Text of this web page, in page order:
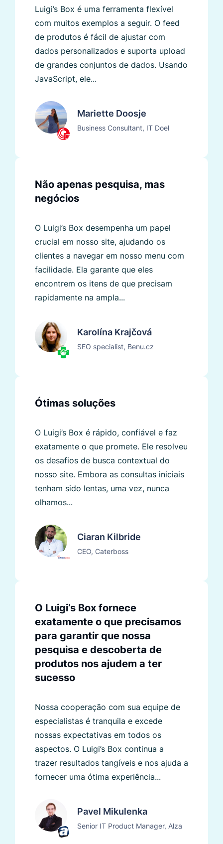
Luigi’s Box é uma ferramenta flexível
com muitos exemplos a seguir. O feed
de produtos é fácil de ajustar com
dados personalizados e suporta upload
de grandes conjuntos de dados. Usando
JavaScript, ele...
Mariette Doosje
Business Consultant, IT Doel
Não apenas pesquisa, mas
negócios
O Luigi’s Box desempenha um papel
crucial em nosso site, ajudando os
clientes a navegar em nosso menu com
facilidade. Ela garante que eles
encontrem os itens de que precisam
rapidamente na ampla...
Karolína Krajčová
SEO specialist, Benu.cz
Ótimas soluções
O Luigi’s Box é rápido, confiável e faz
exatamente o que promete. Ele resolveu
os desafios de busca contextual do
nosso site. Embora as consultas iniciais
tenham sido lentas, uma vez, nunca
olhamos...
Ciaran Kilbride
CEO, Caterboss
O Luigi’s Box fornece
exatamente o que precisamos
para garantir que nossa
pesquisa e descoberta de
produtos nos ajudem a ter
sucesso
Nossa cooperação com sua equipe de
especialistas é tranquila e excede
nossas expectativas em todos os
aspectos. O Luigi’s Box continua a
trazer resultados tangíveis e nos ajuda a
fornecer uma ótima experiência...
Pavel Mikulenka
Senior IT Product Manager, Alza